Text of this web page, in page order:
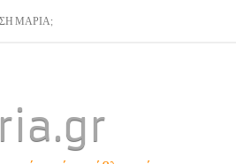
ΜΑΡΙΑ;